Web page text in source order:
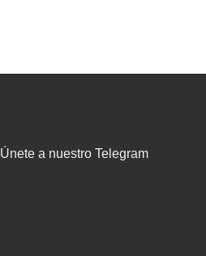
Únete a nuestro Telegram